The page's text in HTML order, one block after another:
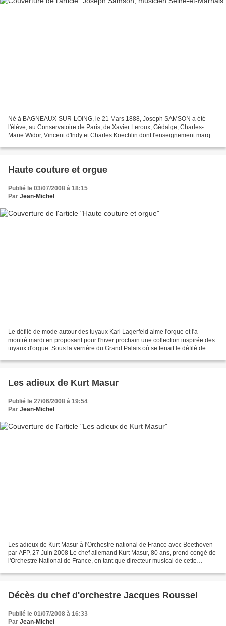
Né à BAGNEAUX-SUR-LOING, le 21 Mars 1888, Joseph SAMSON a été
l'élève, au Conservatoire de Paris, de Xavier Leroux, Gédalge, Charles-
Marie Widor, Vincent d'Indy et Charles Koechlin dont l'enseignement marqua
Haute couture et orgue
Publié le 03/07/2008 à 18:15
Par Jean-Michel
Le défilé de mode autour des tuyaux Karl Lagerfeld aime l'orgue et l'a
montré mardi en proposant pour l'hiver prochain une collection inspirée des
tuyaux d'orgue. Sous la verrière du Grand Palais où se tenait le défilé de
Les adieux de Kurt Masur
Publié le 27/06/2008 à 19:54
Par Jean-Michel
Les adieux de Kurt Masur à l'Orchestre national de France avec Beethoven
par AFP, 27 Juin 2008 Le chef allemand Kurt Masur, 80 ans, prend congé de
l'Orchestre National de France, en tant que directeur musical de cette
Décès du chef d'orchestre Jacques Roussel
Publié le 01/07/2008 à 16:33
Par Jean-Michel